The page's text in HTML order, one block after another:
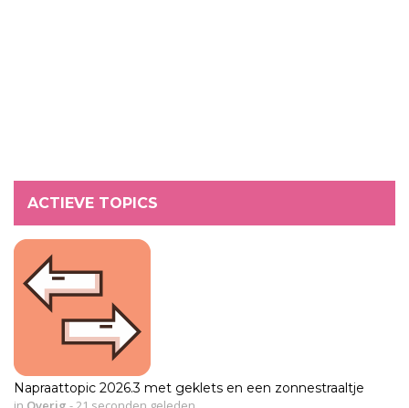
ACTIEVE TOPICS
Napraattopic 2026.3 met geklets en een zonnestraaltje